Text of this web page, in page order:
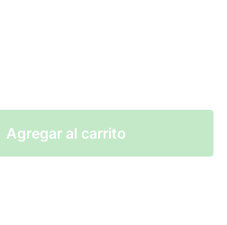
Agregar al carrito